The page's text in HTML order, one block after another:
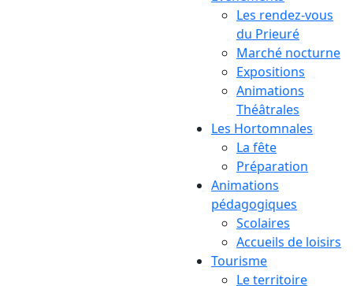
Les rendez-vous
du Prieuré
Marché nocturne
Expositions
Animations
Théâtrales
Les Hortomnales
La fête
Préparation
Animations
pédagogiques
Scolaires
Accueils de loisirs
Tourisme
Le territoire